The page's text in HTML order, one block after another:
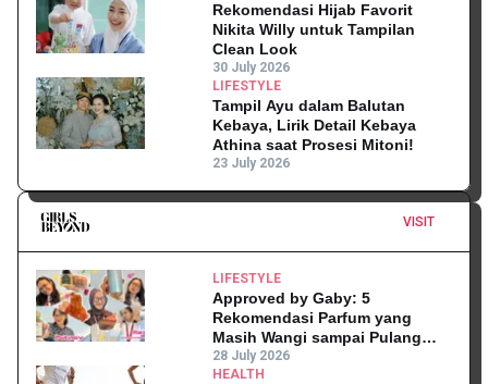
Rekomendasi Hijab Favorit
Nikita Willy untuk Tampilan
Clean Look
30 July 2026
LIFESTYLE
Tampil Ayu dalam Balutan
Kebaya, Lirik Detail Kebaya
Athina saat Prosesi Mitoni!
23 July 2026
VISIT
LIFESTYLE
Approved by Gaby: 5
Rekomendasi Parfum yang
Masih Wangi sampai Pulang
Kantor
28 July 2026
HEALTH